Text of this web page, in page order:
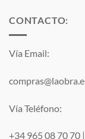
CONTACTO:
Vía Email:
Vía Teléfono:
+34 965 08 70 70 |